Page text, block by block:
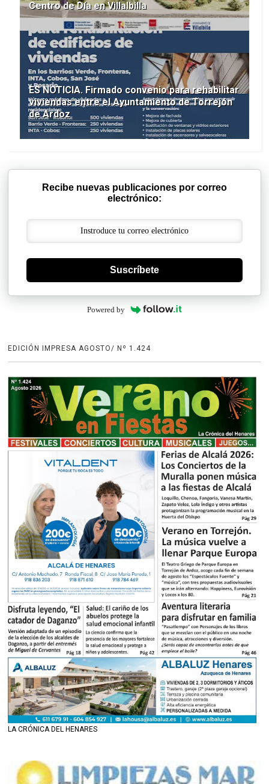
Centro de Día en Villalbilla
ES NOTICIA. Firmado convenio para rehabilitar
viviendas entre el Ayuntamiento de Torrejón
de Ardoz
Recibe nuevas publicaciones por correo
electrónico:
Suscríbete
Powered by
EDICIÓN IMPRESA AGOSTO/ Nº 1.424
LA CRÓNICA DEL HENARES